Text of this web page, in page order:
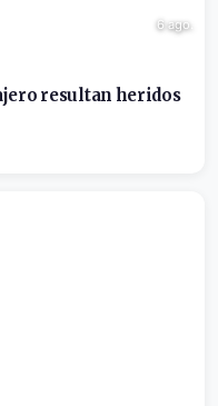
6 ago.
resultan heridos